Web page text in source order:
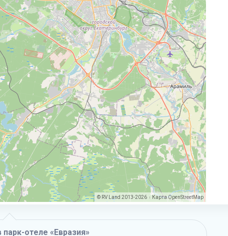
© RV Land 2013-2026 | КартаOpenStreetMap
отеле «Евразия»